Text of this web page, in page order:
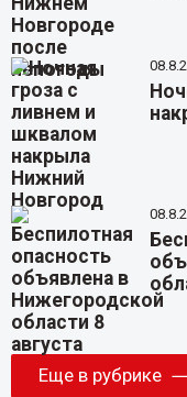
Еще в рубрике